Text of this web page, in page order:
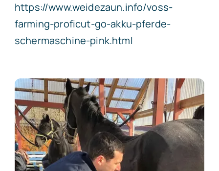
https://www.weidezaun.info/voss-
farming-proficut-go-akku-pferde-
schermaschine-pink.html